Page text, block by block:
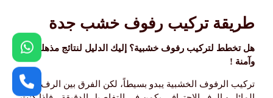
طريقة تركيب رفوف خشب جدة
هل تخطط لتركيب رفوف خشبية؟ إليك الدليل لنتائج مذهلة
وآمنة !
​تركيب الرفوف الخشبية يبدو بسيطاً، لكن الفرق بين الرف